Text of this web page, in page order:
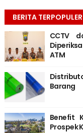
BERITA TERPOPULER
CCTV
ATM
Barang
Benefit
Prospek